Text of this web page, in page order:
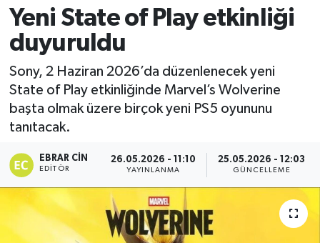
Yeni State of Play etkinliği
duyuruldu
Sony, 2 Haziran 2026’da düzenlenecek yeni
State of Play etkinliğinde Marvel’s Wolverine
başta olmak üzere birçok yeni PS5 oyununu
tanıtacak.
EBRAR CIN
EDITÖR
26.05.2026 - 11:10
YAYINLANMA
25.05.2026 - 12:03
GÜNCELLEME
Bölge
Çavdarhisar
Domaniç
Dumlupınar
Dünya
Eğitim
Ekonomi
Son Dakika Haberleri
Haber Arşivi